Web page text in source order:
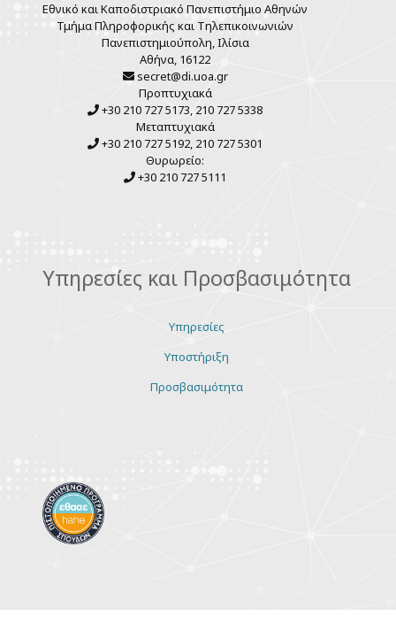
Εθνικό και Καποδιστριακό Πανεπιστήμιο Αθηνών
Τμήμα Πληροφορικής και Τηλεπικοινωνιών
Πανεπιστημιούπολη, Ιλίσια
Αθήνα, 16122
secret@di.uoa.gr
Προπτυχιακά
+30 210 727 5173, 210 727 5338
Μεταπτυχιακά
+30 210 727 5192, 210 727 5301
Θυρωρείο:
+30 210 727 5111
Υπηρεσίες και Προσβασιμότητα
Υπηρεσίες
Υποστήριξη
Προσβασιμότητα